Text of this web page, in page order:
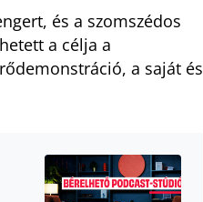
és a szomszédos
a célja a
a saját és